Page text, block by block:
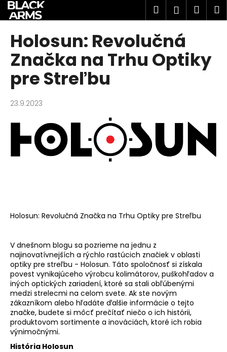
Prejsť
obsah
Hľadať
Holosun: Revolučná
Značka na Trhu Optiky
pre Streľbu
23.9.2023
Holosun: Revolučná Značka na Trhu Optiky pre Streľbu
V dnešnom blogu sa pozrieme na jednu z
najinovatívnejších a rýchlo rastúcich značiek v oblasti
optiky pre streľbu - Holosun. Táto spoločnosť si získala
povest vynikajúceho výrobcu kolimátorov, puškohľadov a
iných optických zariadení, ktoré sa stali obľúbenými
medzi strelecmi na celom svete. Ak ste novým
zákazníkom alebo hľadáte ďalšie informácie o tejto
značke, budete si môcť prečítať niečo o ich histórii,
produktovom sortimente a inováciách, ktoré ich robia
výnimočnými.
História Holosun
o
Č
o
p
o
t
r
u
e
á
j
s
ť
?